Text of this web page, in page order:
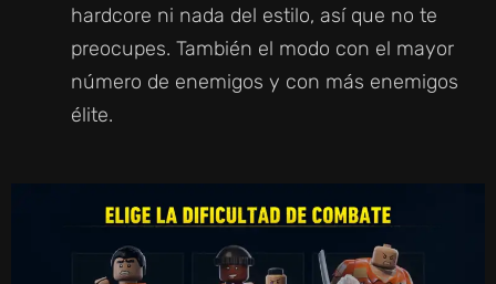
hardcore ni nada del estilo, así que no te
preocupes. También el modo con el mayor
número de enemigos y con más enemigos
élite.